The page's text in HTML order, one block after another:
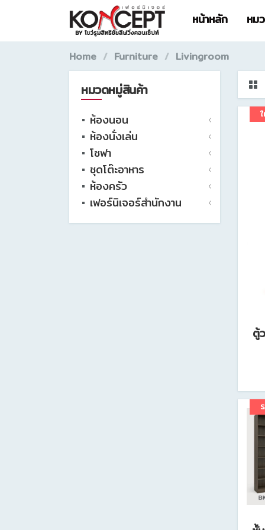
หน้าหลัก หม
Home Furniture Livingroom
หมวดหมู่สินค้า
ห้องนอน
ชุดห้องนอน
เตียง
ตู้เสื้อผ้า
โต๊ะเครื่องแป้ง
ตู้วางทีวี
ตู้ข้างเตียง
ห้องนั่งเล่น
ชุดวางทีวีไม่เจาะผนัง
ชุดวางทีวีเจาะผนัง
ตู้โชว์
ชั้นวางของ
ตู้เตี้ย/ตู้ลิ้นชัก
โซฟา
โซฟาเข้ามุม 200- 220 ซม.
โซฟาเข้ามุม 230-290 ซม.
โซฟาเข้ามุม 300 ซม.ขึ้นไป
โซฟาเบด/เดย์เบด
ชุดโต๊ะอาหาร
ชุดโต๊ะอาหาร 4 ที่นั่ง
ชุดโต๊ะอาหาร 6 ที่นั่งขึ้นไป
เก้าอี้ทานอาหาร
ห้องครัว
ตู้ครัวเตี้ย
ตู้ครัวสูง
เฟอร์นิเจอร์สำนักงาน
โต๊ะทำงานไม้
ตู้